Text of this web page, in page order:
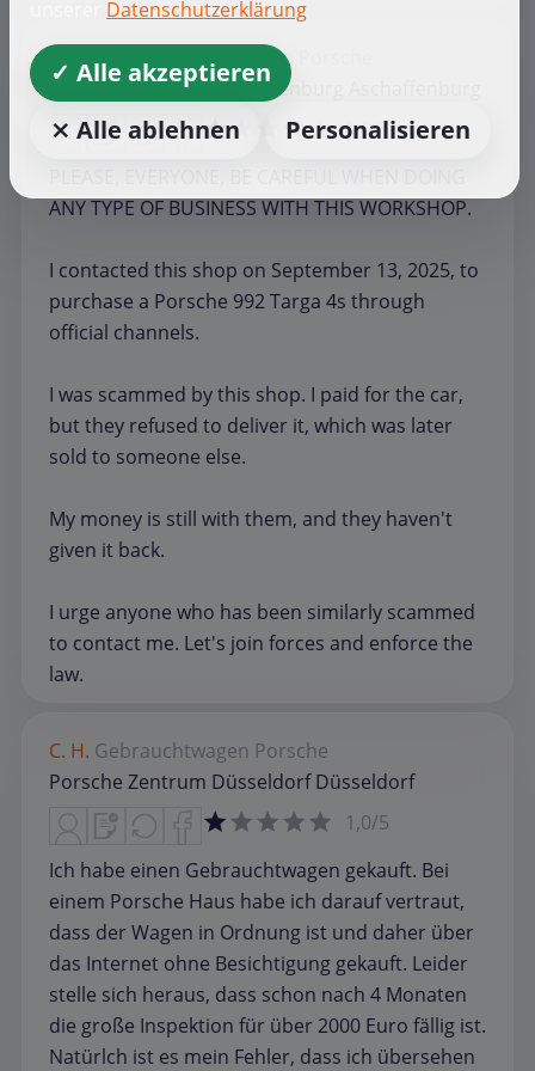
ECLIPSE J. Gebrauchtwagen
Porsche Zentrum Aschaffenburg Aschaffenburg
1,0/5
ANY TYPE OF BUSINESS WITH THIS WORKSHOP.
I contacted this shop on September 13, 2025, to
purchase a Porsche 992 Targa 4s through
official channels.
I was scammed by this shop. I paid for the car,
but they refused to deliver it, which was later
sold to someone else.
My money is still with them, and they haven't
given it back.
I urge anyone who has been similarly scammed
to contact me. Let's join forces and enforce the
law.
C. H. Gebrauchtwagen Porsche
Porsche Zentrum Düsseldorf Düsseldorf
1,0/5
Ich habe einen Gebrauchtwagen gekauft. Bei
einem Porsche Haus habe ich darauf vertraut,
dass der Wagen in Ordnung ist und daher über
das Internet ohne Besichtigung gekauft. Leider
stelle sich heraus, dass schon nach 4 Monaten
die große Inspektion für über 2000 Euro fällig ist.
Natürlch ist es mein Fehler, dass ich übersehen
Datenschutzerklärung
✓ Alle akzeptieren
⨯ Alle ablehnen
Personalisieren